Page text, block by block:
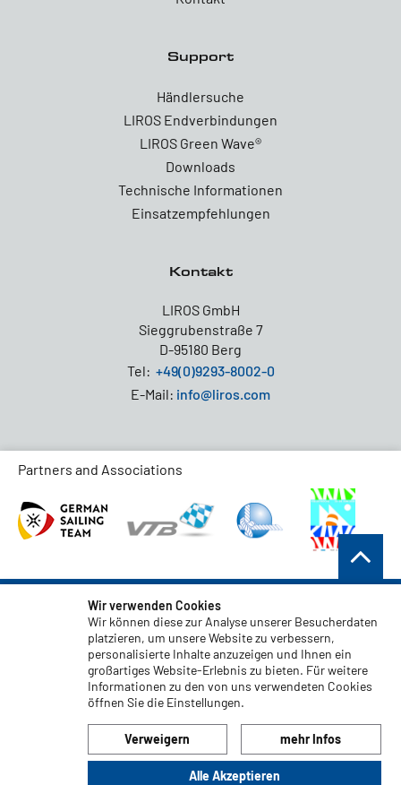
Support
Händlersuche
LIROS Endverbindungen
LIROS Green Wave®
Downloads
Technische Informationen
Einsatzempfehlungen
Kontakt
LIROS GmbH
Sieggrubenstraße 7
D-95180 Berg
Tel: +49(0)9293-8002-0
E-Mail: info@liros.com
Partners and Associations
AGB
Datenschutz
Haftungsauschluss
Impressum
Code of Conduct
Wir verwenden Cookies
Wir können diese zur Analyse unserer Besucherdaten
platzieren, um unsere Website zu verbessern,
personalisierte Inhalte anzuzeigen und Ihnen ein
großartiges Website-Erlebnis zu bieten. Für weitere
Informationen zu den von uns verwendeten Cookies
öffnen Sie die Einstellungen.
Verweigern
Alle Akzeptieren
mehr Infos